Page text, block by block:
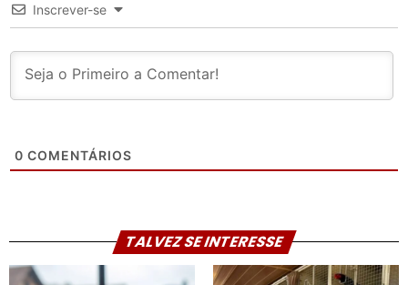
Inscrever-se
0 COMENTÁRIOS
TALVEZ SE INTERESSE